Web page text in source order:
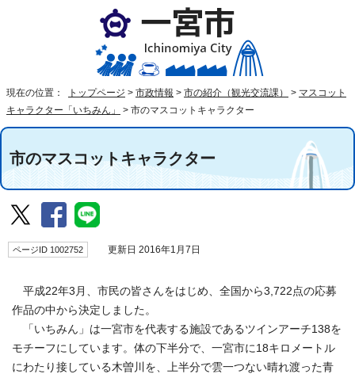
現在の位置： トップページ > 市政情報 > 市の紹介（観光交流課） > マスコット
キャラクター「いちみん」
> 市のマスコットキャラクター
市のマスコットキャラクター
ページID 1002752 更新日 2016年1月7日
平成22年3月、市民の皆さんをはじめ、全国から3,722点の応募
作品の中から決定しました。
「いちみん」は一宮市を代表する施設であるツインアーチ138を
モチーフにしています。体の下半分で、一宮市に18キロメートル
にわたり接している木曽川を、上半分で雲一つない晴れ渡った青